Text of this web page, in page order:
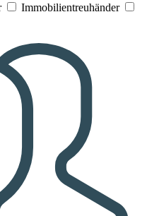
Immobilientreuhänder